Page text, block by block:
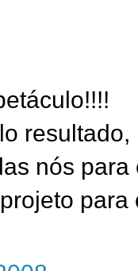
nós para
para